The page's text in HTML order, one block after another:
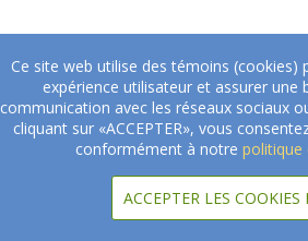
Ce site web utilise des témoins (cookies)
expérience utilisateur et assurer une
communication avec les réseaux sociaux
cliquant sur «ACCEPTER», vous
conformément à notre politique
ACCEPTER LES